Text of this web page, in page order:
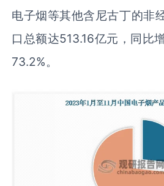
电子烟等其他含尼古丁的非
口总额达513.16亿元，同比
73.2%。